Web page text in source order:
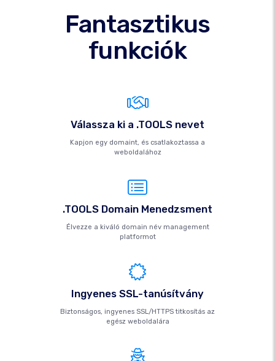
Fantasztikus
funkciók
Válassza ki a .TOOLS nevet
Kapjon egy domaint, és csatlakoztassa a
weboldalához
.TOOLS Domain Menedzsment
Élvezze a kiváló domain név management
platformot
Ingyenes SSL-tanúsítvány
Biztonságos, ingyenes SSL/HTTPS titkosítás az
egész weboldalára